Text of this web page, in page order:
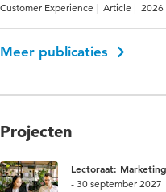
Customer Experience
Article 2026
Meer publicaties
Projecten
Lectoraat:
- 30 september 2027